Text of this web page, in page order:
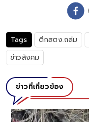
Tags ตึกสตง.ถล่ม
ข่าวสังคม
ข่าวที่เกี่ยวข้อง